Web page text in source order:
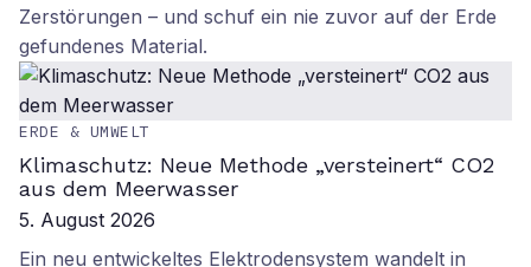
Zerstörungen – und schuf ein nie zuvor auf der Erde
gefundenes Material.
ERDE & UMWELT
Klimaschutz: Neue Methode „versteinert“ CO2
aus dem Meerwasser
5. August 2026
Ein neu entwickeltes Elektrodensystem wandelt in